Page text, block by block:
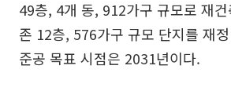
49층, 4개 동, 912가구 규모로 재
존 12층, 576가구 규모 단지를 재
준공 목표 시점은 2031년이다.